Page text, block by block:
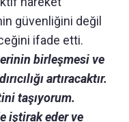
güvenliğini değil
ifade etti.
birleşmesi ve
artıracaktır.
taşıyorum.
iştirak eder ve